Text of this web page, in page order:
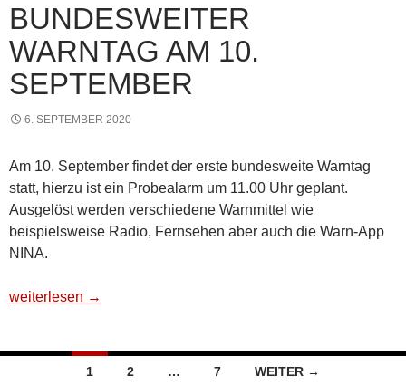
BUNDESWEITER
WARNTAG AM 10.
SEPTEMBER
6. SEPTEMBER 2020
Am 10. September findet der erste bundesweite Warntag
statt, hierzu ist ein Probealarm um 11.00 Uhr geplant.
Ausgelöst werden verschiedene Warnmittel wie
beispielsweise Radio, Fernsehen aber auch die Warn-App
NINA.
Bundesweiter Warntag am 10. September
weiterlesen →
Beitragsnavigation
1 2 … 7 WEITER →